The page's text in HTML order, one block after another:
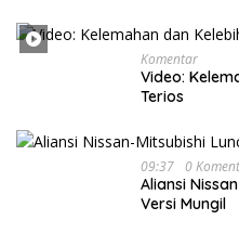
Komentar
Video:
Terios
09:37 0
Aliansi
Versi Mungil